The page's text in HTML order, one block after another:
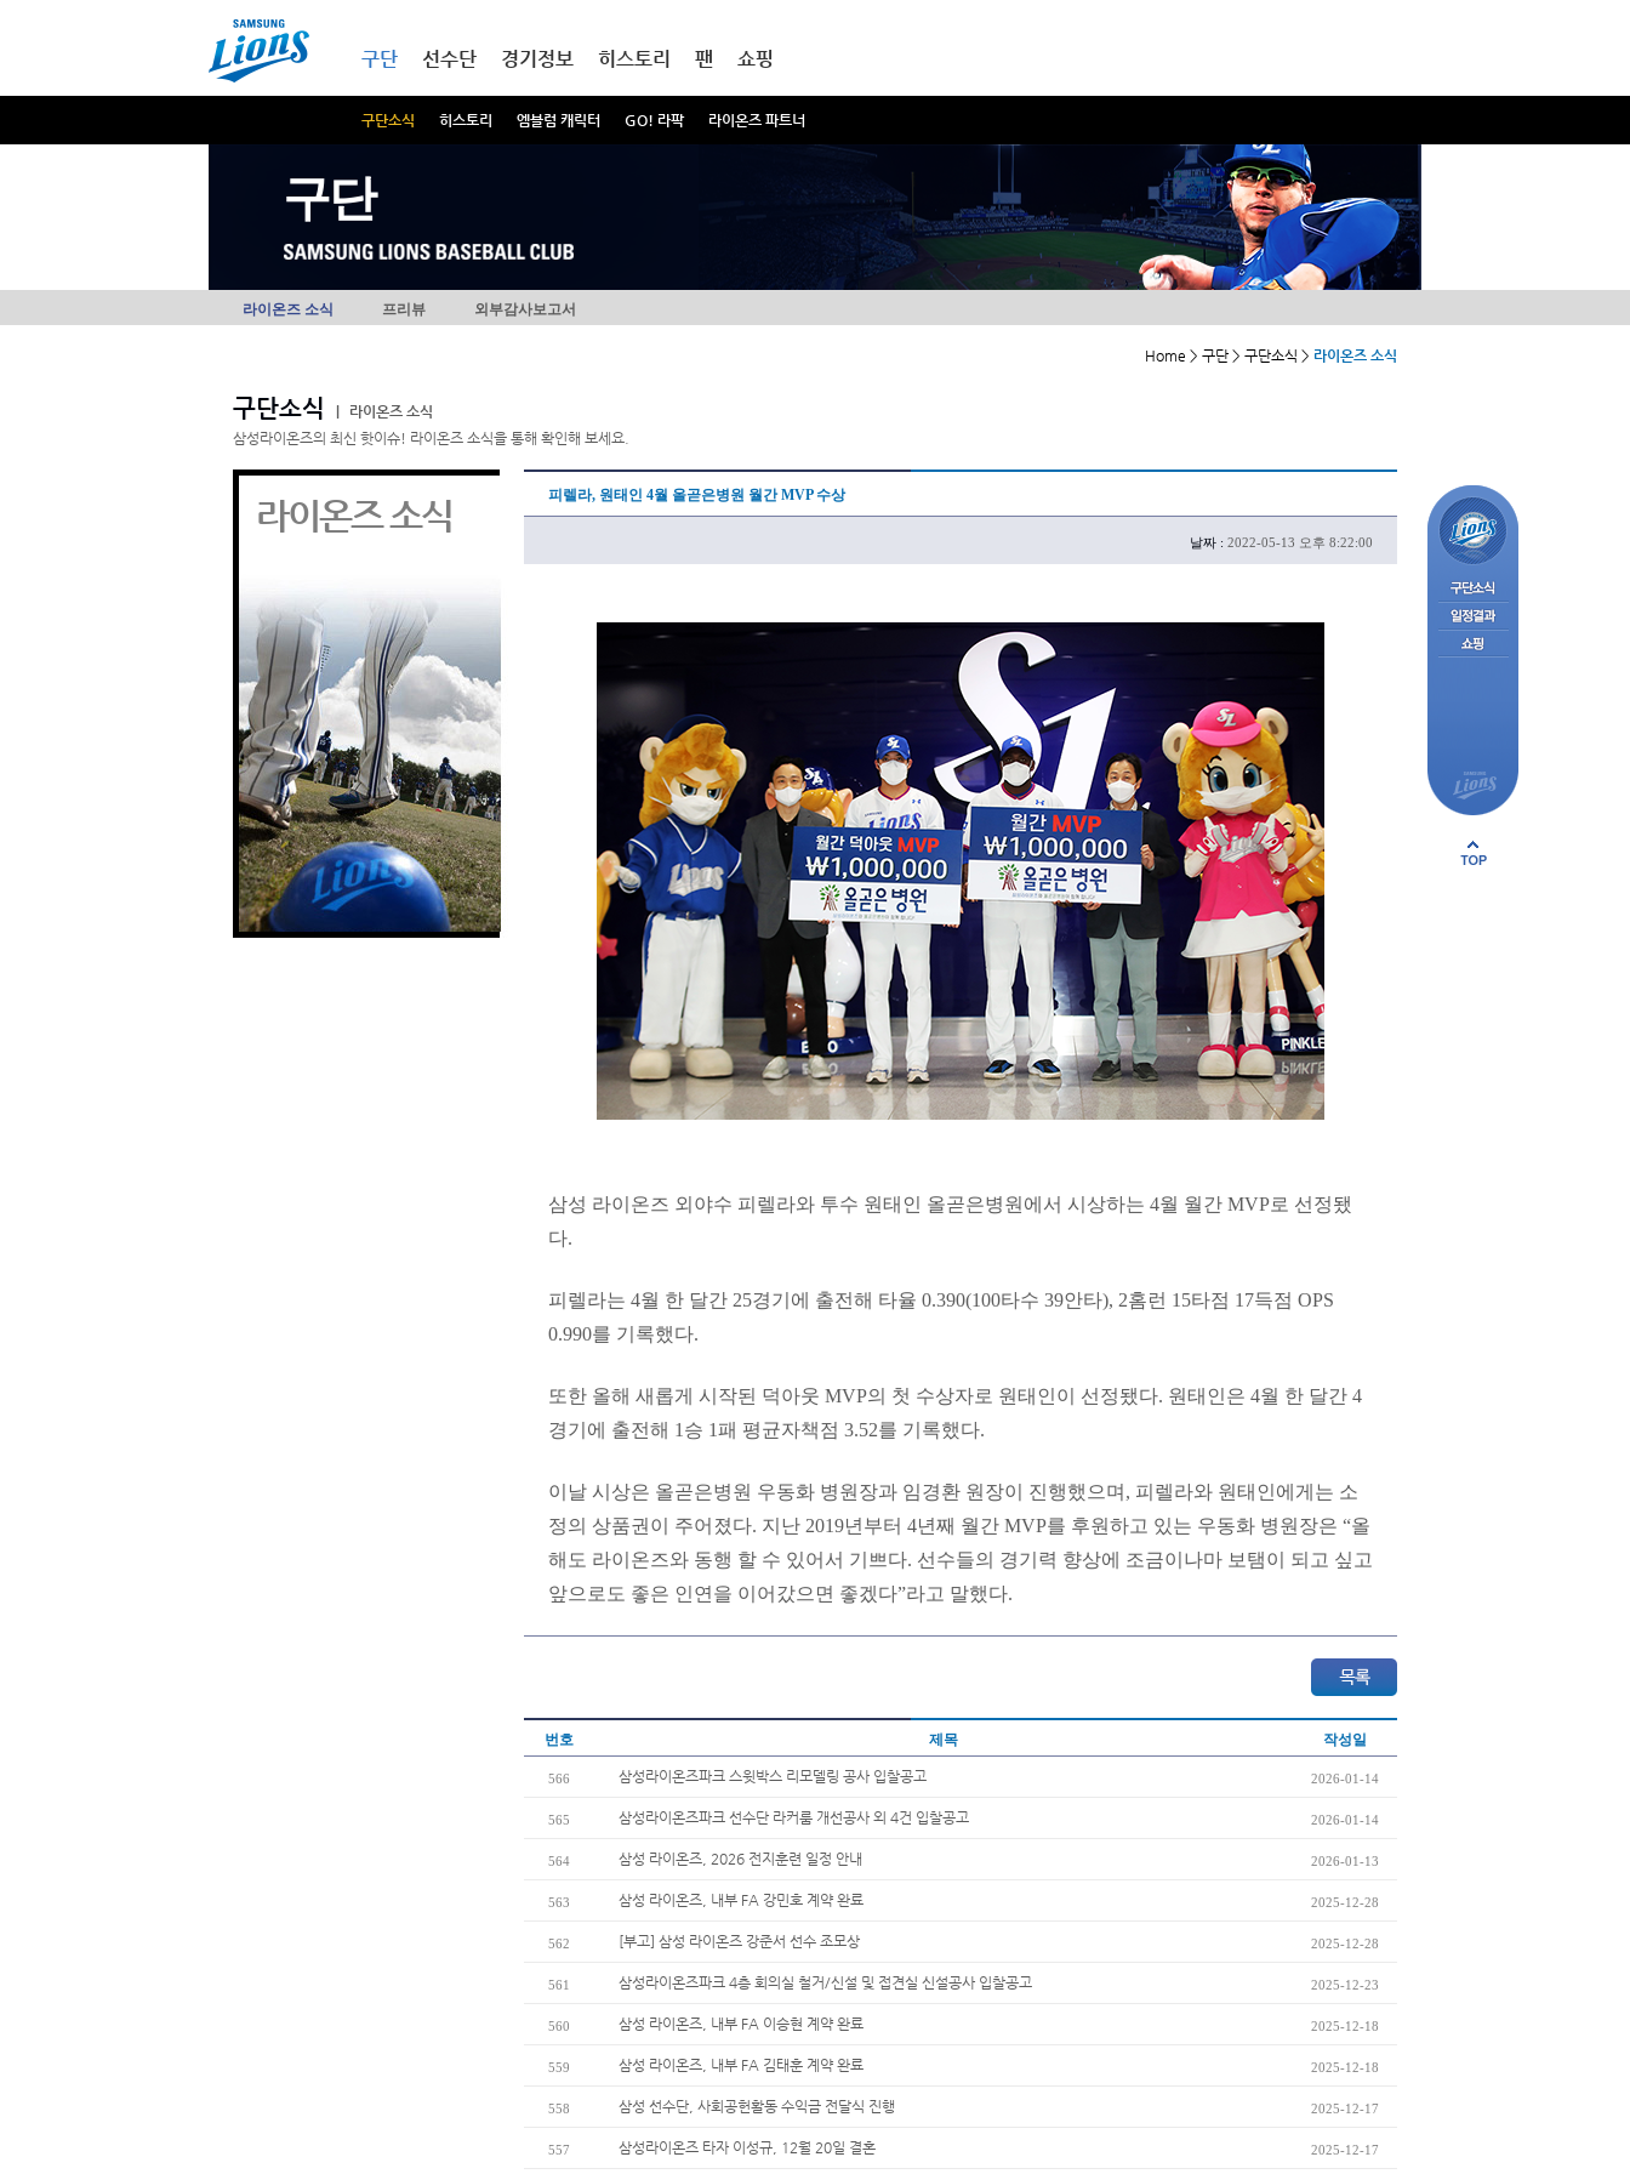
구단
구단소식 히스토리 엠블럼 캐릭터 GO! 라팍 라이온즈 파트너
선수단 경기정보 히스토리 팬 쇼핑
구단
라이온즈 소식 프리뷰 외부감사보고서
Home > 구단 > 구단소식 > 라이온즈 소식
구단소식
라이온즈 소식
삼성라이온즈의 최신 핫이슈! 라이온즈 소식을 통해 확인해 보세요.
라이온즈 소식 피렐라, 원태인 4월 올곧은병원 월간 MVP 수상
날짜 : 2022-05-13 오후 8:22:00
삼성 라이온즈 외야수 피렐라와 투수 원태인 올곧은병원에서 시상하는 4월 월간 MVP로 선정됐
다.
피렐라는 4월 한 달간 25경기에 출전해 타율 0.390(100타수 39안타), 2홈런 15타점 17득점 OPS
0.990를 기록했다.
또한 올해 새롭게 시작된 덕아웃 MVP의 첫 수상자로 원태인이 선정됐다. 원태인은 4월 한 달간 4
경기에 출전해 1승 1패 평균자책점 3.52를 기록했다.
이날 시상은 올곧은병원 우동화 병원장과 임경환 원장이 진행했으며, 피렐라와 원태인에게는 소
정의 상품권이 주어졌다. 지난 2019년부터 4년째 월간 MVP를 후원하고 있는 우동화 병원장은 “올
해도 라이온즈와 동행 할 수 있어서 기쁘다. 선수들의 경기력 향상에 조금이나마 보탬이 되고 싶고
앞으로도 좋은 인연을 이어갔으면 좋겠다”라고 말했다.
번호 제목 작성일
566 삼성라이온즈파크 스윗박스 리모델링 공사 입찰공고 2026-01-14
565 삼성라이온즈파크 선수단 라커룸 개선공사 외 4건 입찰공고 2026-01-14
564 삼성 라이온즈, 2026 전지훈련 일정 안내 2026-01-13
563 삼성 라이온즈, 내부 FA 강민호 계약 완료 2025-12-28
562 [부고] 삼성 라이온즈 강준서 선수 조모상 2025-12-28
561 삼성라이온즈파크 4층 회의실 철거/신설 및 접견실 신설공사 입찰공고 2025-12-23
560 삼성 라이온즈, 내부 FA 이승현 계약 완료 2025-12-18
559 삼성 라이온즈, 내부 FA 김태훈 계약 완료 2025-12-18
558 삼성 선수단, 사회공헌활동 수익금 전달식 진행 2025-12-17
557 삼성라이온즈 타자 이성규, 12월 20일 결혼 2025-12-17